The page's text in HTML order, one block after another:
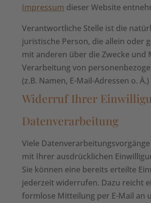
Impressum dieser Website
Verantwortliche Stelle ist die
juristische Person, die allein oder
mit anderen über die Zwecke und
Verarbeitung von
(z.B. Namen, E-Mail-Adressen o.
Widerruf Ihrer
Datenverarbeitung
Viele
mit Ihrer ausdrücklichen
Sie können eine bereits erteilte
jederzeit widerrufen. Dazu reicht
formlose Mitteilung per E-Mail an